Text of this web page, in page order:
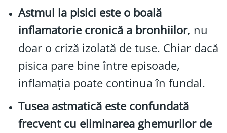
Astmul la pisici este o boală
inflamatorie cronică a bronhiilor, nu
doar o criză izolată de tuse. Chiar dacă
pisica pare bine între episoade,
inflamația poate continua în fundal.
Tusea astmatică este confundată
frecvent cu eliminarea ghemurilor de